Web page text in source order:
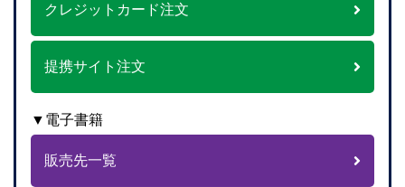
クレジットカード注文
提携サイト注文
▼電子書籍
販売先一覧